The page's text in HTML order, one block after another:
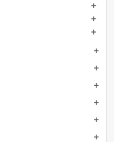
add
add
add
add
add
add
add
add
add